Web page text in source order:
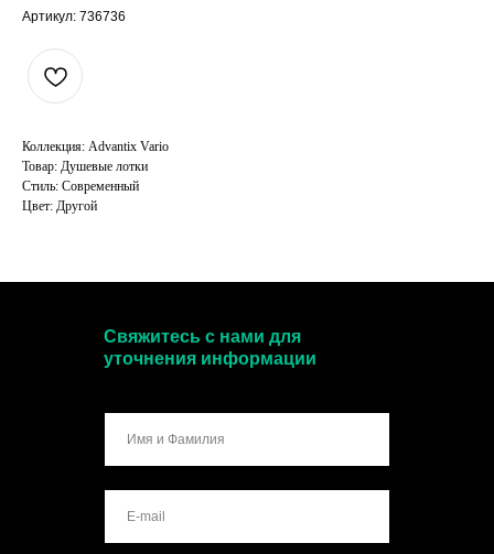
Артикул: 736736
Коллекция: Advantix Vario
Товар: Душевые лотки
Стиль: Современный
Цвет: Другой
Свяжитесь с нами для
уточнения информации